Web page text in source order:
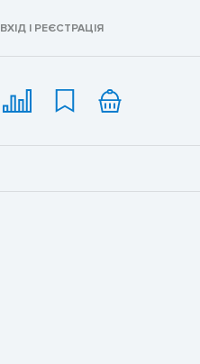
ВХІД І РЕЄСТРАЦІЯ